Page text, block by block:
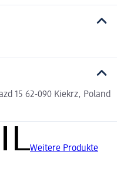
15 62-090 Kiekrz, Poland
Weitere Produkte